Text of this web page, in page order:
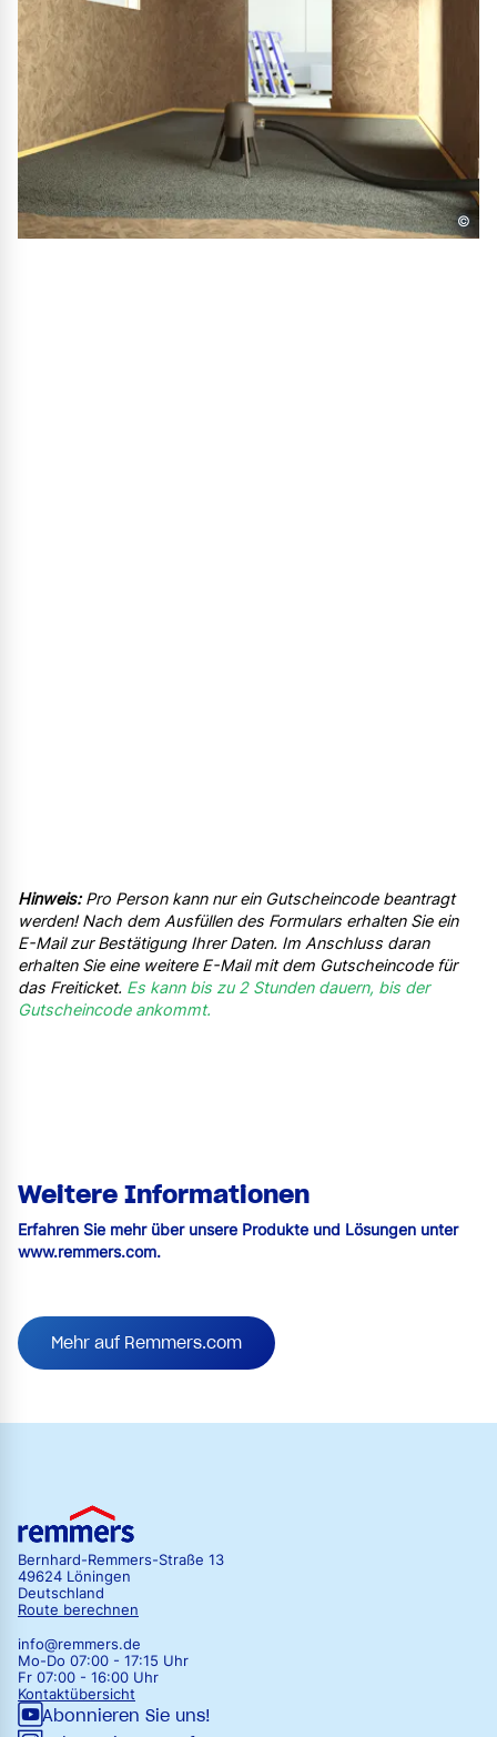
©
Hinweis:Pro Person kann nur ein Gutscheincode beantragt
werden! Nach dem Ausfüllen des Formulars erhalten Sie ein
E-Mail zur Bestätigung Ihrer Daten. Im Anschluss daran
erhalten Sie eine weitere E-Mail mit dem Gutscheincode für
das Freiticket. Es kann bis zu 2 Stunden dauern, bis der
Gutscheincode ankommt.
Weitere Informationen
Erfahren Sie mehr über unsere Produkte und Lösungen unter
www.remmers.com.
Mehr auf Remmers.com
Bernhard-Remmers-Straße 13
49624 Löningen
Deutschland
Route berechnen
info@remmers.de
Mo-Do 07:00 - 17:15 Uhr
Fr 07:00 - 16:00 Uhr
Kontaktübersicht
Abonnieren Sie uns!